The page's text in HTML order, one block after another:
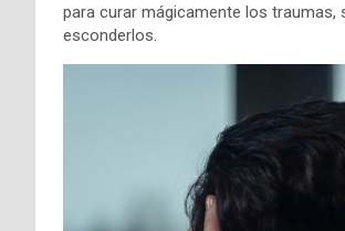
para curar mágicamente los traumas,
esconderlos.